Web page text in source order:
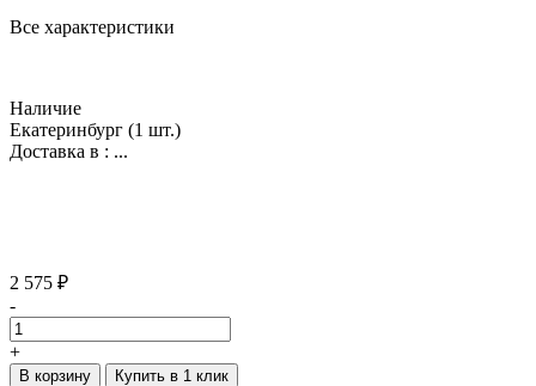
Все характеристики
Наличие
Екатеринбург (1 шт.)
Доставка в : ...
2 575 ₽
-
+
В корзину Купить в 1 клик